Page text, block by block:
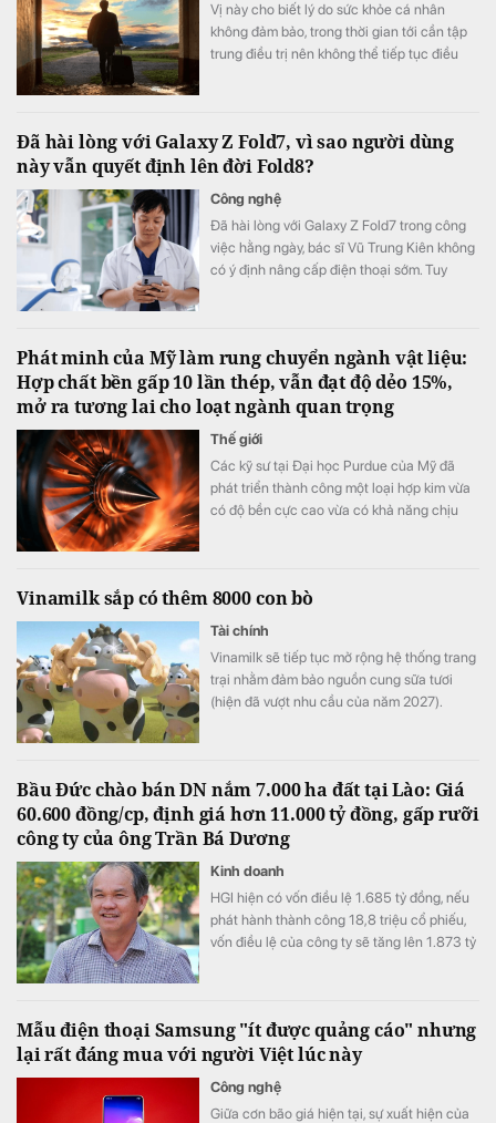
Vị này cho biết lý do sức khỏe cá nhân
không đảm bảo, trong thời gian tới cần tập
trung điều trị nên không thể tiếp tục điều
Đã hài lòng với Galaxy Z Fold7, vì sao người dùng
này vẫn quyết định lên đời Fold8?
Công nghệ
Đã hài lòng với Galaxy Z Fold7 trong công
việc hằng ngày, bác sĩ Vũ Trung Kiên không
có ý định nâng cấp điện thoại sớm. Tuy
tế.
Phát minh của Mỹ làm rung chuyển ngành vật liệu:
Hợp chất bền gấp 10 lần thép, vẫn đạt độ dẻo 15%,
mở ra tương lai cho loạt ngành quan trọng
Thế giới
Các kỹ sư tại Đại học Purdue của Mỹ đã
phát triển thành công một loại hợp kim vừa
có độ bền cực cao vừa có khả năng chịu
Vinamilk sắp có thêm 8000 con bò
Tài chính
Vinamilk sẽ tiếp tục mở rộng hệ thống trang
trại nhằm đảm bảo nguồn cung sữa tươi
(hiện đã vượt nhu cầu của năm 2027).
Bầu Đức chào bán DN nắm 7.000 ha đất tại Lào: Giá
60.600 đồng/cp, định giá hơn 11.000 tỷ đồng, gấp rưỡi
công ty của ông Trần Bá Dương
Kinh doanh
HGI hiện có vốn điều lệ 1.685 tỷ đồng, nếu
phát hành thành công 18,8 triệu cổ phiếu,
vốn điều lệ của công ty sẽ tăng lên 1.873 tỷ
Mẫu điện thoại Samsung "ít được quảng cáo" nhưng
lại rất đáng mua với người Việt lúc này
Công nghệ
Giữa cơn bão giá hiện tại, sự xuất hiện của